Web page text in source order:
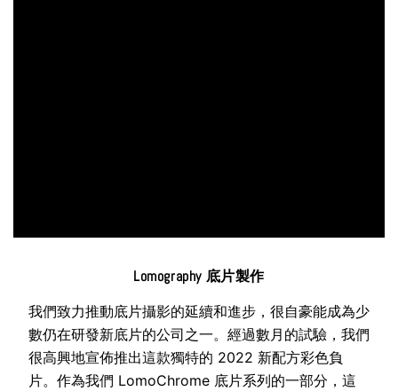
Lomography 底片製作
我們致力推動底片攝影的延續和進步，很自豪能成為少
數仍在研發新底片的公司之一。經過數月的試驗，我們
很高興地宣佈推出這款獨特的 2022 新配方彩色負
片。作為我們 LomoChrome 底片系列的一部分，這